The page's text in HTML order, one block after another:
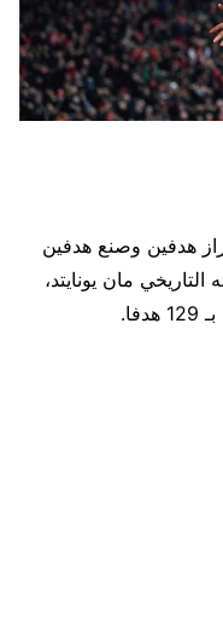
هدفين وصنع هدفين
مان يونايتد،